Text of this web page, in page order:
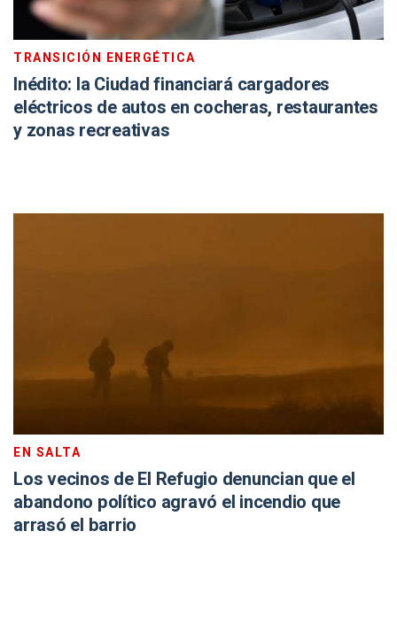
TRANSICIÓN ENERGÉTICA
Inédito: la Ciudad financiará cargadores
eléctricos de autos en cocheras, restaurantes
y zonas recreativas
EN SALTA
Los vecinos de El Refugio denuncian que el
abandono político agravó el incendio que
arrasó el barrio